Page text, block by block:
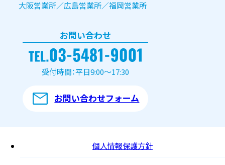
大阪営業所／広島営業所／福岡営業所
お問い合わせ
受付時間：平日9:00～17:30
お問い合わせフォーム
個人情報保護方針